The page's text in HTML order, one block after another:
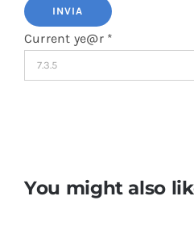
Current ye@r *
You might also